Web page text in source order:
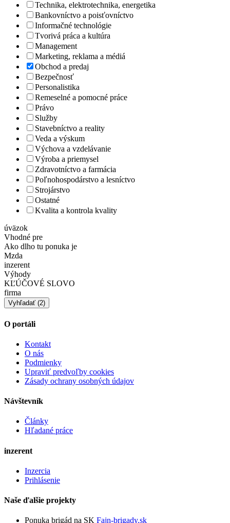
Technika, elektrotechnika, energetika
Bankovníctvo a poisťovníctvo
Informačné technológie
Tvorivá práca a kultúra
Management
Marketing, reklama a médiá
Obchod a predaj
Bezpečnosť
Personalistika
Remeselné a pomocné práce
Právo
Služby
Stavebníctvo a reality
Veda a výskum
Výchova a vzdelávanie
Výroba a priemysel
Zdravotníctvo a farmácia
Poľnohospodárstvo a lesníctvo
Strojárstvo
Ostatné
Kvalita a kontrola kvality
úväzok
Vhodné pre
Ako dlho tu ponuka je
Mzda
inzerent
Výhody
KĽÚČOVÉ SLOVO
firma
O portáli
Kontakt
O nás
Podmienky
Upraviť predvoľby cookies
Zásady ochrany osobných údajov
Návštevník
Články
Hľadané práce
inzerent
Inzercia
Prihlásenie
Naše ďalšie projekty
Ponuka brigád na SK Fajn-brigady.sk